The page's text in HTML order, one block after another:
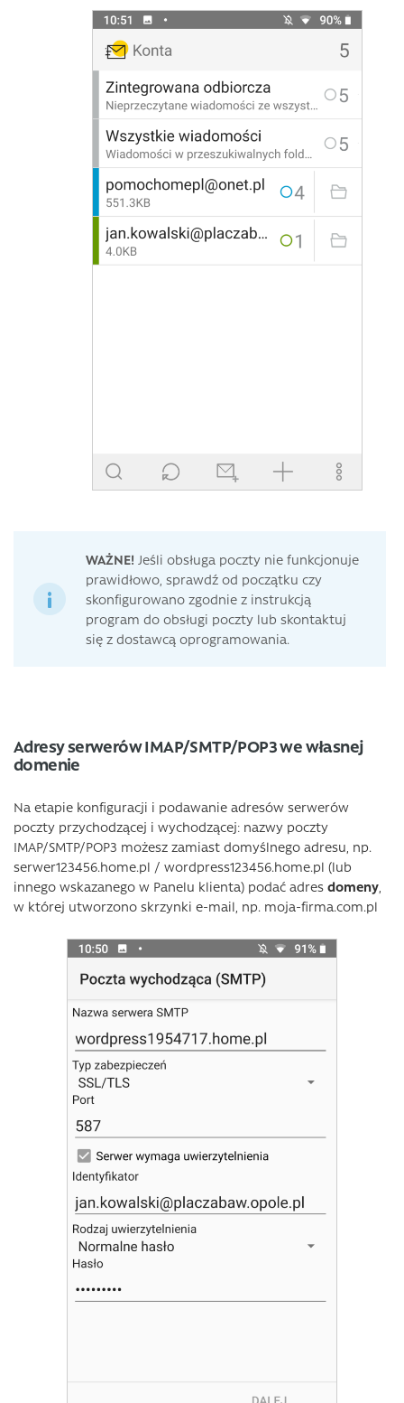
WAŻNE! Jeśli obsługa poczty nie funkcjonuje
prawidłowo, sprawdź od początku czy
skonfigurowano zgodnie z instrukcją
program do obsługi poczty lub skontaktuj
się z dostawcą oprogramowania.
Adresy serwerów IMAP/SMTP/POP3 we własnej
domenie
Na etapie konfiguracji i podawanie adresów serwerów
poczty przychodzącej i wychodzącej: nazwy poczty
IMAP/SMTP/POP3 możesz zamiast domyślnego adresu, np.
serwer123456.home.pl / wordpress123456.home.pl (lub
innego wskazanego w Panelu klienta) podać adres domeny,
w której utworzono skrzynki e-mail, np. moja-firma.com.pl